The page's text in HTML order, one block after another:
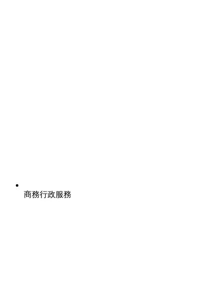
商務行政服務